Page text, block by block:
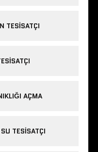
TESISATÇI
AÇMA
TESISATÇI